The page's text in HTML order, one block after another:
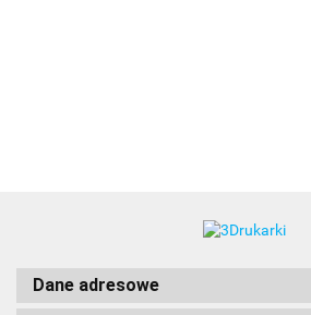
Dane adresowe